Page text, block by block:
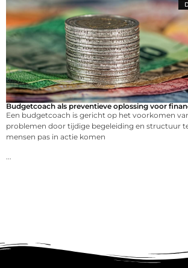
Budgetcoach als preventieve oplossing voor
Een budgetcoach is gericht op het voorkomen
problemen door tijdige begeleiding en structuur
mensen pas in actie komen